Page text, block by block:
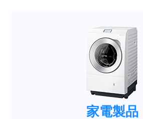
家電製品